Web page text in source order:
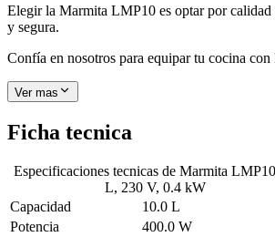
Elegir la Marmita LMP10 es optar por calidad
y segura.
Confía en nosotros para equipar tu cocina
Ver mas
Ficha tecnica
Especificaciones tecnicas de Marmita
L, 230 V, 0.4 kW
Capacidad
10.0 L
Potencia
400.0 W